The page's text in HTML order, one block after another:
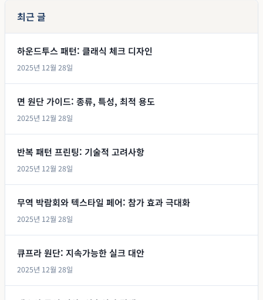
최근 글
하운드투스 패턴: 클래식 체크 디자인
2025년 12월 28일
면 원단 가이드: 종류, 특성, 최적 용도
2025년 12월 28일
반복 패턴 프린팅: 기술적 고려사항
2025년 12월 28일
무역 박람회와 텍스타일 페어: 참가 효과 극대화
2025년 12월 28일
큐프라 원단: 지속가능한 실크 대안
2025년 12월 28일